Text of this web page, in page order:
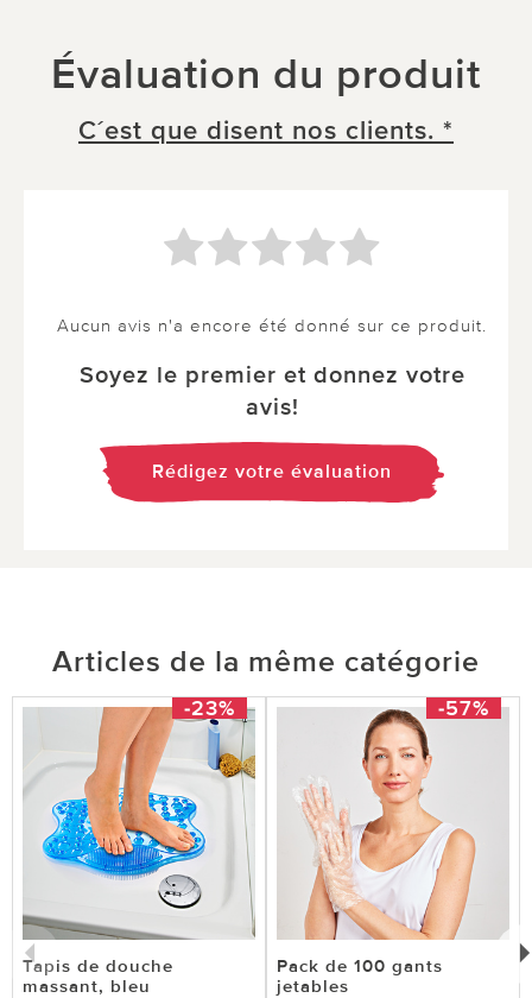
Évaluation du produit
C´est que disent nos clients. *
Aucun avis n'a encore été donné sur ce produit.
Soyez le premier et donnez votre
avis!
Rédigez votre évaluation
Articles de la même catégorie
-23%
Tapis de douche
massant, bleu
-57%
Pack de 100 gants
jetables